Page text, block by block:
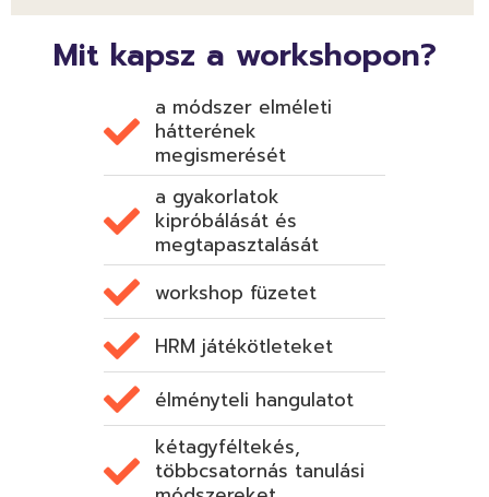
Mit kapsz a workshopon?
a módszer elméleti
hátterének
megismerését
a gyakorlatok
kipróbálását és
megtapasztalását
workshop füzetet
HRM játékötleteket
élményteli hangulatot
kétagyféltekés,
többcsatornás tanulási